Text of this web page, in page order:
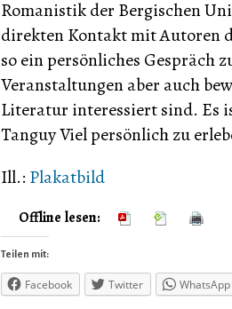
Romanistik der Bergischen
direkten Kontakt mit Autoren
so ein persönliches Gespräch
Veranstaltungen aber auch
Literatur interessiert sind. Es
Tanguy Viel persönlich zu
Ill.: Plakatbild
Offline lesen:
Teilen mit:
Facebook Twitter WhatsApp